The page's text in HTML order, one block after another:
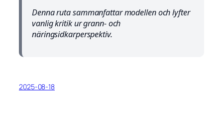
Denna ruta sammanfattar modellen och lyfter
vanlig kritik ur grann- och
näringsidkarperspektiv.
2025-08-18